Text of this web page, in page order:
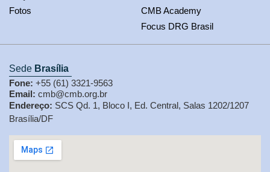
Fotos
CMB Academy
Focus DRG Brasil
Sede Brasília
Fone: +55 (61) 3321-9563
Email: cmb@cmb.org.br
Endereço: SCS Qd. 1, Bloco I, Ed. Central, Salas 1202/1207
Brasília/DF